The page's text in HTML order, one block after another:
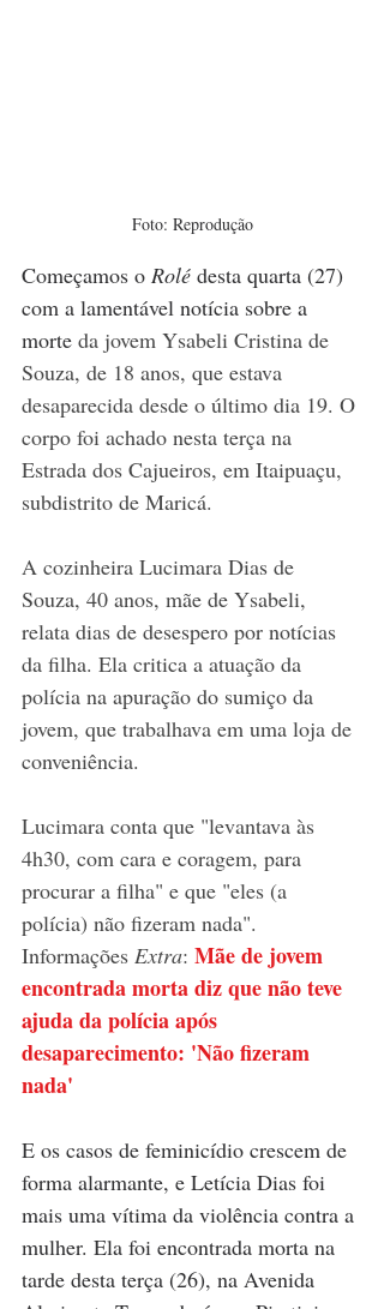
Foto: Reprodução
Começamos o Rolé desta quarta (27)
com a lamentável notícia sobre a
morte da jovem Ysabeli Cristina de
Souza, de 18 anos, que estava
desaparecida desde o último dia 19. O
corpo foi achado nesta terça na
Estrada dos Cajueiros, em Itaipuaçu,
subdistrito de Maricá.
A cozinheira Lucimara Dias de
Souza, 40 anos, mãe de Ysabeli,
relata dias de desespero por notícias
da filha. Ela critica a atuação da
polícia na apuração do sumiço da
jovem, que trabalhava em uma loja de
conveniência.
Lucimara conta que "levantava às
4h30, com cara e coragem, para
procurar a filha" e que "eles (a
polícia) não fizeram nada".
Informações Extra: Mãe de jovem
encontrada morta diz que não teve
ajuda da polícia após
desaparecimento: 'Não fizeram
nada'
E os casos de feminicídio crescem de
forma alarmante, e Letícia Dias foi
mais uma vítima da violência contra a
mulher. Ela foi encontrada morta na
tarde desta terça (26), na Avenida